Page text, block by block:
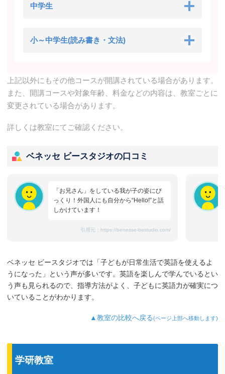
中学生
小～中学生(読み書き・文法)
上記以外にもその他コースが開講されている場合があります。
また、開講コースや対象年齢、料金などの内容は、教室ごとに
変更されている場合があります。
詳しくは教室にてご確認ください。
ベネッセ ビースタジオの口コミ
「お兄さん」をしている我が子の姿にび
っくり！外国人にも自分から“Hello!”と話
しかけています！
引用元： https://benesse-bestudio.com/
ベネッセ ビースタジオでは「子どもが日常生活で英語を使えるよ
うになった」という声が多いです。英語を楽しんで学んでいるとい
う声も見られるので、指導方法がよく、子どもに英語力が確実につ
いていることがわかります。
▲教室の比較へ戻る(ページ上部へ移動します)
学研教室